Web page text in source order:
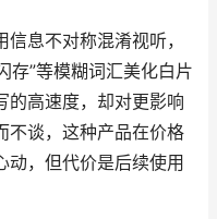
息不对称混淆视听，
存”等模糊词汇美化白片
的高速度，却对更影响
不谈，这种产品在价格
动，但代价是后续使用